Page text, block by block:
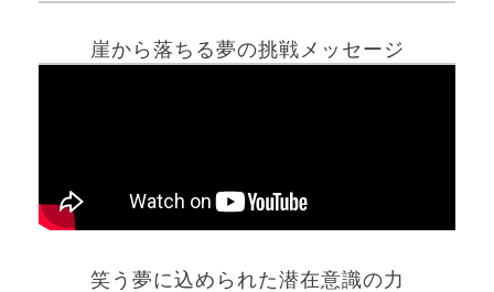
崖から落ちる夢の挑戦メッセージ
笑う夢に込められた潜在意識の力